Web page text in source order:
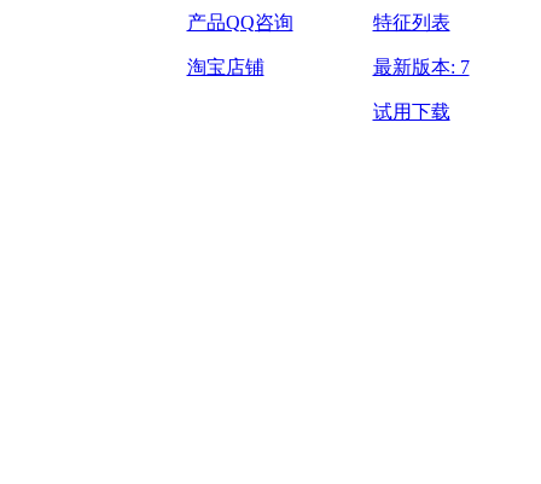
产品QQ咨询
淘宝店铺
特征列表
最新版本: 7
试用下载